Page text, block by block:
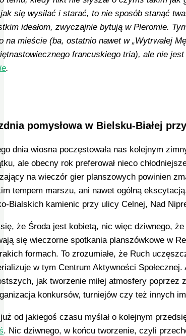
się wysilać i starać, to nie sposób stanąć
ideałom, zwyczajnie bytują w Pleromie.
na mieście (ba, ostatnio nawet w „Wytrwałej
francuskiego tria), ale nie
.
pomysłowa w Bielsku-Białej
dnia wiosna poczęstowała nas kolejnym
ale obecny rok preferował nieco
na wieczór gier planszowych powinien
tempem marszu, ani nawet ogólną
Bialskich kamienic przy ulicy Celnej, Nad
że Środa jest kobietą, nic więc dziwnego,
się wieczorne spotkania planszówkowe w
formach. To zrozumiałe, że Ruch
w tym Centrum Aktywności
jak tworzenie miłej atmosfery poprzez
konkursów, turniejów czy też innych
od jakiegoś czasu myślał o kolejnym
. Nic dziwnego, w końcu tworzenie, czyli